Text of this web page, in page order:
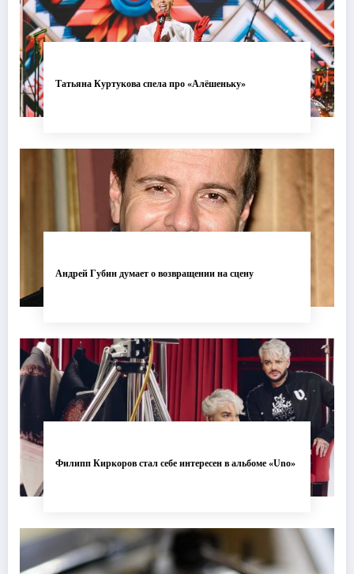
Татьяна Куртукова спела про «Алёшеньку»
Андрей Губин думает о возвращении на сцену
Филипп Киркоров стал себе интересен в альбоме «Uno»